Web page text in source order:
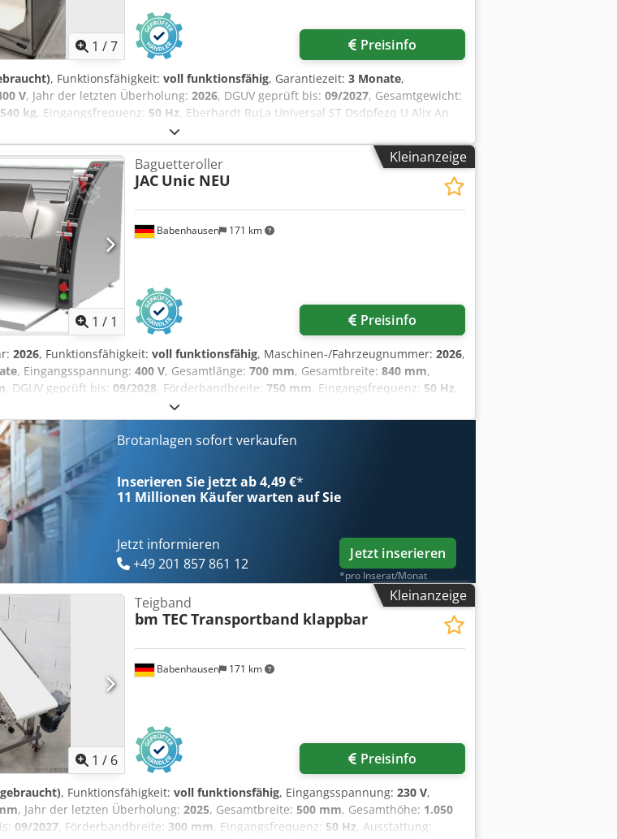
1 /7 Preisinfo
, Funktionsfähigkeit: voll funktionsfähig, Garantiezeit: 3 Monate,
V, Jahr der letzten Überholung: 2026, DGUV geprüft bis: 09/2027, Gesamtgewicht:
540 kg, Eingangsfrequenz: 50 Hz, Eberhardt RuLa Universal ST Dsdpfezq U Aljx An
Maschine fahrbar mit Feststeller mögliche Gewichtsbereiche: Option: 150-
robuste Technik! Anschluss 400V, 16A-CEE Stecker Maße: 820 x 1000 x 1550
Kleinanzeige
1 / 1
Babenhausen 171 km
Baguetteroller
JAC Unic NEU
Preisinfo
2026, Funktionsfähigkeit: voll funktionsfähig, Maschinen-/Fahrzeugnummer: 2026,
, Eingangsspannung: 400 V, Gesamtlänge: 700 mm, Gesamtbreite: 840 mm,
, DGUV geprüft bis: 09/2028, Förderbandbreite: 750 mm, Eingangsfrequenz: 50 Hz,
Drehstrom
TOP Langroller mit 3 Walzrollen für den besten Einzug! Kapazität: min 50 - 1200 g
max. 750 mm Edelstahlausführung, nur bei uns DGUV V3 geprüft Anschluss: 400V,
Maschine & SAB geprüft mit Gewährleistung + Ersatzteil Service Option: Untergestell
Zuführband Lieferservice Austragsführungen Austragsband mit Antrieb
Service Paket Einweisung & Inbetriebnahme Besuchen Sie unseren
Park!
Brotanlagen sofort verkaufen
Inserieren Sie jetzt ab 4,49 €*
11 Millionen Käufer warten auf Sie
Jetzt informieren
+49 201 857 861 12
Jetzt inserieren
*pro Inserat/Monat
Kleinanzeige
1 / 6
Babenhausen 171 km
Teigband
bm TECTransportband klappbar
Preisinfo
, Funktionsfähigkeit: voll funktionsfähig, Eingangsspannung: 230 V,
, Jahr der letzten Überholung: 2025, Gesamtbreite: 500 mm, Gesamthöhe: 1.050
09/2027, Förderbandbreite: 300 mm, Eingangsfrequenz: 50 Hz, Ausstattung: